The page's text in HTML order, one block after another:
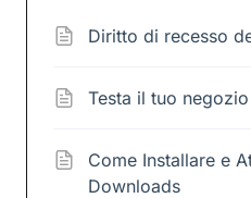
Diritto di recesso
Testa il tuo
Come Installare e
Downloads